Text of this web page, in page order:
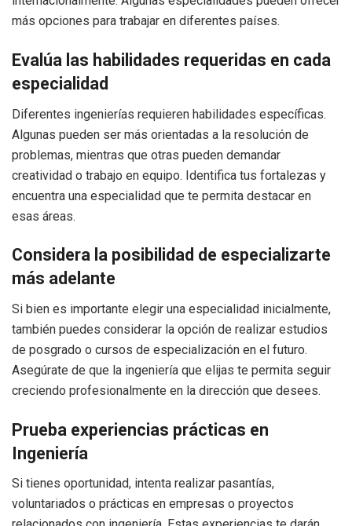
más opciones para trabajar en diferentes países.
Evalúa las habilidades requeridas en cada
especialidad
Diferentes ingenierías requieren habilidades específicas.
Algunas pueden ser más orientadas a la resolución de
problemas, mientras que otras pueden demandar
creatividad o trabajo en equipo. Identifica tus fortalezas y
encuentra una especialidad que te permita destacar en
esas áreas.
Considera la posibilidad de especializarte
más adelante
Si bien es importante elegir una especialidad inicialmente,
también puedes considerar la opción de realizar estudios
de posgrado o cursos de especialización en el futuro.
Asegúrate de que la ingeniería que elijas te permita seguir
creciendo profesionalmente en la dirección que desees.
Prueba experiencias prácticas en
Ingeniería
Si tienes oportunidad, intenta realizar pasantías,
voluntariados o prácticas en empresas o proyectos